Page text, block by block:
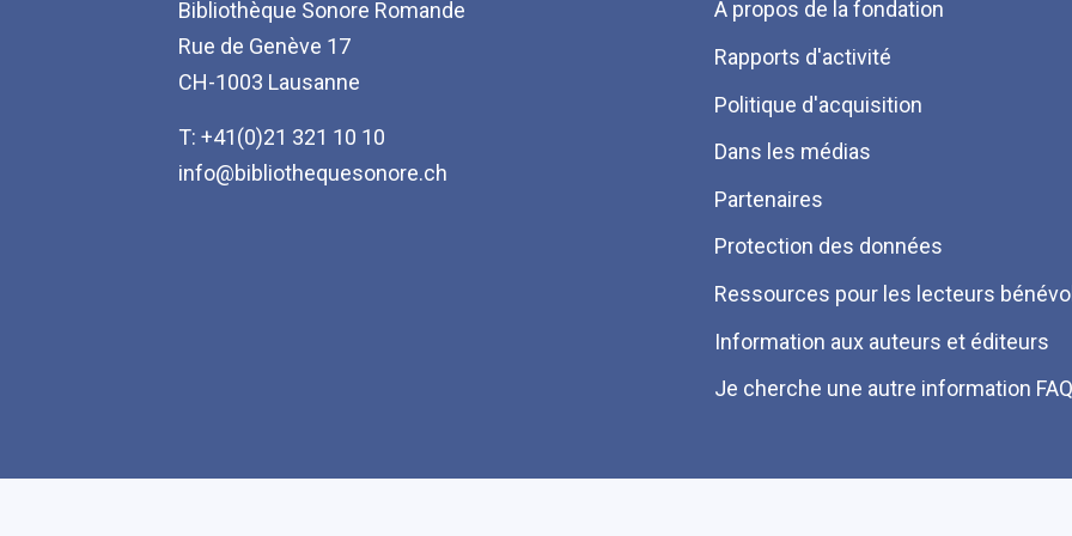
Bibliothèque Sonore Romande
Rue de Genève 17
CH-1003 Lausanne
T: +41(0)21 321 10 10
info@bibliothequesonore.ch
Pied
de
page
A propos de la fondation
Rapports d'activité
Politique d'acquisition
Dans les médias
Partenaires
Protection des données
Ressources pour les lecteurs
Information aux auteurs et éditeurs
Je cherche une autre information FAQ